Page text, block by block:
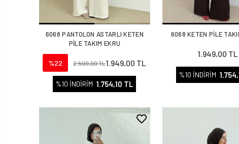
6068 PANTOLON ASTARLI KETEN
PİLE TAKIM EKRU
%22 2.500,00 TL1.949,00 TL
%10 İNDİRİM 1.754,10 TL
6068 KETEN PİLE
1.949,00 TL
%10 İNDİRİM